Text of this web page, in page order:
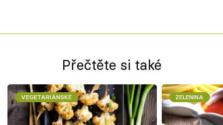
Přečtěte si také
VEGETARIÁNSKÉ ZELENINA